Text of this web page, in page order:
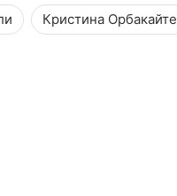
Кристина Орбакайте